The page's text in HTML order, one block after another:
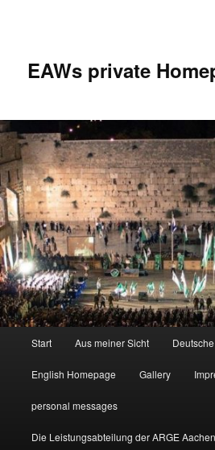
EAWs private
Start Aus meiner Sicht
English Homepage Gallery
personal messages
Die Leistungsabteilung der ARGE